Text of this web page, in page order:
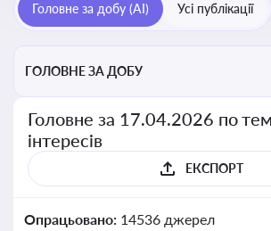
Головне за добу (AI) Усі публікації
ГОЛОВНЕ ЗА ДОБУ
Головне за 17.04.2026 по
інтересів
ЕКСПОРТ
Опрацьовано: 14536 джерел